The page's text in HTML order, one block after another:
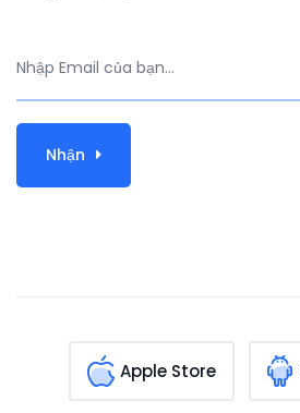
Nhận
Apple Store